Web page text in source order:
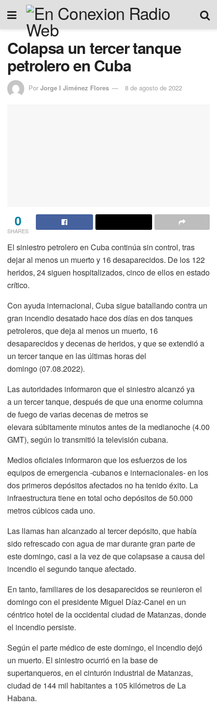
Colapsa un tercer tanque
petrolero en Cuba
Por Jorge I Jiménez Flores 8 de agosto de 2022
0
SHARES
El siniestro petrolero en Cuba continúa sin control, tras
dejar al menos un muerto y 16 desaparecidos. De los 122
heridos, 24 siguen hospitalizados, cinco de ellos en estado
crítico.
Con ayuda internacional, Cuba sigue batallando contra un
gran incendio desatado hace dos días en dos tanques
petroleros, que deja al menos un muerto, 16
desaparecidos y decenas de heridos, y que se extendió a
un tercer tanque en las últimas horas del
domingo (07.08.2022).
Las autoridades informaron que el siniestro alcanzó ya
a un tercer tanque, después de que una enorme columna
de fuego de varias decenas de metros se
elevara súbitamente minutos antes de la medianoche (4.00
GMT), según lo transmitió la televisión cubana.
Medios oficiales informaron que los esfuerzos de los
equipos de emergencia -cubanos e internacionales- en los
dos primeros depósitos afectados no ha tenido éxito. La
infraestructura tiene en total ocho depósitos de 50.000
metros cúbicos cada uno.
Las llamas han alcanzado al tercer depósito, que había
sido refrescado con agua de mar durante gran parte de
este domingo, casi a la vez de que colapsase a causa del
incendio el segundo tanque afectado.
En tanto, familiares de los desaparecidos se reunieron el
domingo con el presidente Miguel Díaz-Canel en un
céntrico hotel de la occidental ciudad de Matanzas, donde
el incendio persiste.
Según el parte médico de este domingo, el incendio dejó
un muerto. El siniestro ocurrió en la base de
supertanqueros, en el cinturón industrial de Matanzas,
ciudad de 144 mil habitantes a 105 kilómetros de La
Habana.